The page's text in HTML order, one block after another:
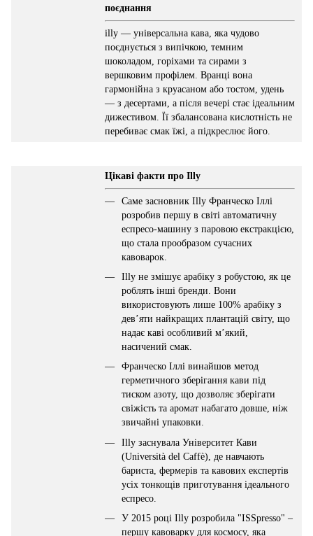
поєднання
illy — універсальна кава, яка чудово
поєднується з випічкою, темним
шоколадом, горіхами та сирами з
вершковим профілем. Вранці вона
гармонійна з круасаном або тостом, удень
— з десертами, а після вечері стає ідеальним
дижестивом. Її збалансована кислотність не
перебиває смак їжі, а підкреслює його.
Цікаві факти про Illy
Саме засновник Illy Франческо Іллі
розробив першу в світі автоматичну
еспресо-машину з паровою екстракцією,
що стала прообразом сучасних
кавоварок.
Illy не змішує арабіку з робустою, як це
роблять інші бренди. Вони
використовують лише 100% арабіку з
дев’яти найкращих плантацій світу, що
надає каві особливий м’який,
насичений смак.
Франческо Іллі винайшов метод
герметичного зберігання кави під
тиском азоту, що дозволяє зберігати
свіжість та аромат набагато довше, ніж
звичайні упаковки.
Illy заснувала Університет Кави
(Università del Caffè), де навчають
бариста, фермерів та кавових експертів
усіх тонкощів приготування ідеального
еспресо.
У 2015 році Illy розробила "ISSpresso" –
першу кавоварку для космосу, яка